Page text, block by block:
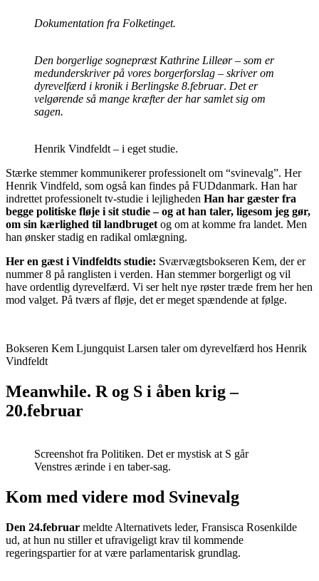
Dokumentation fra Folketinget.
Den borgerlige sognepræst Kathrine Lilleør – som er
medunderskriver på vores borgerforslag – skriver om
dyrevelfærd i kronik i Berlingske 8.februar. Det er
velgørende så mange kræfter der har samlet sig om
sagen.
Henrik Vindfeldt – i eget studie.
Stærke stemmer kommunikerer professionelt om “svinevalg”. Her
Henrik Vindfeld, som også kan findes på FUDdanmark. Han har
indrettet professionelt tv-studie i lejligheden Han har gæster fra
begge politiske fløje i sit studie – og at han taler, ligesom jeg gør,
om sin kærlighed til landbruget og om at komme fra landet. Men
han ønsker stadig en radikal omlægning.
Her en gæst i Vindfeldts studie: Sværvægtsbokseren Kem, der er
nummer 8 på ranglisten i verden. Han stemmer borgerligt og vil
have ordentlig dyrevelfærd. Vi ser helt nye røster træde frem her hen
mod valget. På tværs af fløje, det er meget spændende at følge.
Bokseren Kem Ljungquist Larsen taler om dyrevelfærd hos Henrik
Vindfeldt
Meanwhile. R og S i åben krig –
20.februar
Screenshot fra Politiken. Det er mystisk at S går
Venstres ærinde i en taber-sag.
Kom med videre mod Svinevalg
Den 24.februar meldte Alternativets leder, Fransisca Rosenkilde
ud, at hun nu stiller et ufravigeligt krav til kommende
regeringspartier for at være parlamentarisk grundlag.